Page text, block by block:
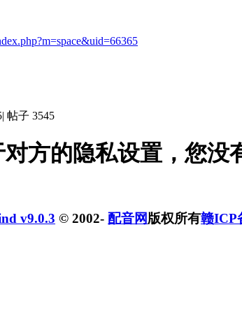
| 帖子 3545
方的隐私设置，您没
v9.0.3 © 2002- 配音网版权所有赣ICP